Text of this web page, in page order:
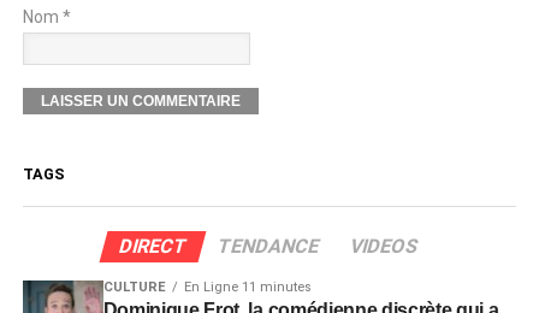
Nom *
TAGS
DIRECT TENDANCE VIDEOS
CULTURE En Ligne 11 minutes